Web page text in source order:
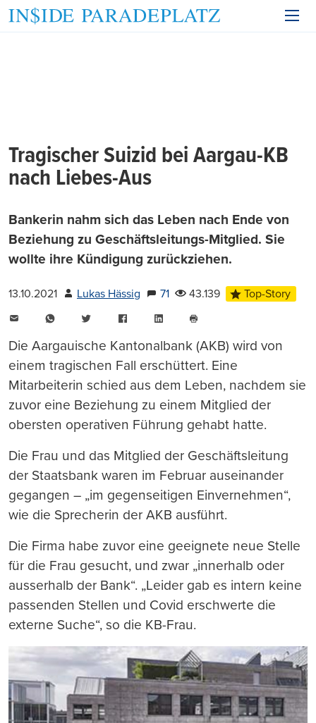
Tragischer Suizid bei Aargau-KB
nach Liebes-Aus
Bankerin nahm sich das Leben nach Ende von
Beziehung zu Geschäftsleitungs-Mitglied. Sie
wollte ihre Kündigung zurückziehen.
13.10.2021 Lukas Hässig 71 43.139
Top-Story
WhatsAppTwitter FacebookLinkedIn
drucken
Die Aargauische Kantonalbank (AKB) wird von
einem tragischen Fall erschüttert. Eine
Mitarbeiterin schied aus dem Leben, nachdem sie
zuvor eine Beziehung zu einem Mitglied der
obersten operativen Führung gehabt hatte.
Die Frau und das Mitglied der Geschäftsleitung
der Staatsbank waren im Februar auseinander
gegangen – „im gegenseitigen Einvernehmen“,
wie die Sprecherin der AKB ausführt.
Die Firma habe zuvor eine geeignete neue Stelle
für die Frau gesucht, und zwar „innerhalb oder
ausserhalb der Bank“. „Leider gab es intern keine
passenden Stellen und Covid erschwerte die
externe Suche“, so die KB-Frau.